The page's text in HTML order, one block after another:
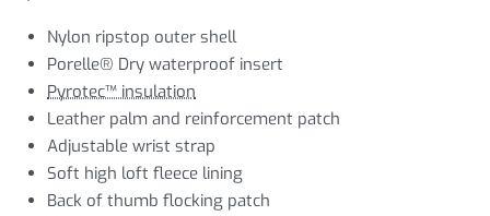
Nylon ripstop outer shell
Porelle® Dry waterproof insert
Pyrotec™ insulation
Leather palm and reinforcement patch
Adjustable wrist strap
Soft high loft fleece lining
Back of thumb flocking patch